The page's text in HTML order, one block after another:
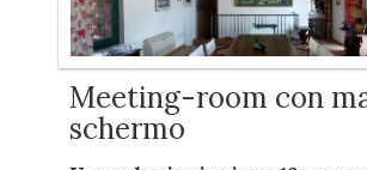
Meeting-room con
schermo